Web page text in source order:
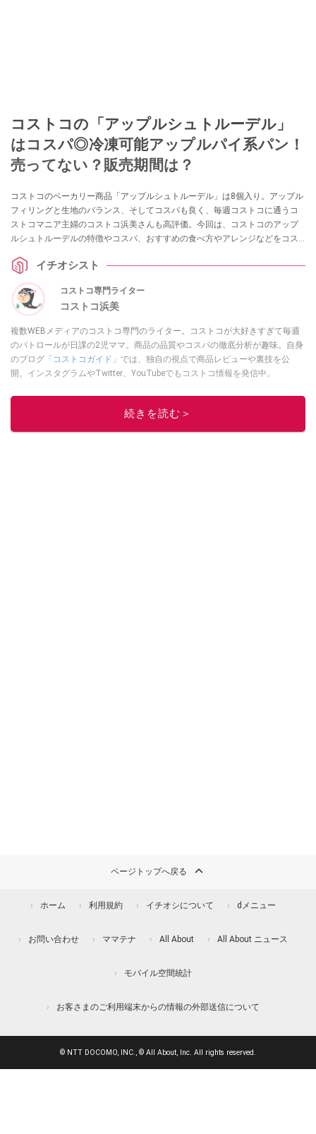
コストコの「アップルシュトルーデル」
はコスパ◎冷凍可能アップルパイ系パン！
売ってない？販売期間は？
コストコのベーカリー商品「アップルシュトルーデル」は8個入り。アップル
フィリングと生地のバランス、そしてコスパも良く、毎週コストコに通うコ
ストコマニア主婦のコストコ浜美さんも高評価。今回は、コストコのアップ
ルシュトルーデルの特徴やコスパ、おすすめの食べ方やアレンジなどをコス
イチオシスト
コストコ専門ライター
コストコ浜美
複数WEBメディアのコストコ専門のライター。コストコが大好きすぎて毎週
のパトロールが日課の2児ママ。商品の品質やコスパの徹底分析が趣味。自身
のブログ 「コストコガイド」 では、独自の視点で商品レビューや裏技を公
開。インスタグラムやTwitter、YouTubeでもコストコ情報を発信中。
このイチオシストの他の記事を読む
続きを読む＞
ページトップへ戻る
ホーム 利用規約 イチオシについて dメニュー
お問い合わせ ママテナ All About All About ニュース
モバイル空間統計
お客さまのご利用端末からの情報の外部送信について
© NTT DOCOMO, INC., © All About, Inc. All rights reserved.